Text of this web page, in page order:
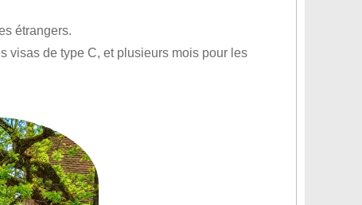
étrangers.
visas de type C, et plusieurs mois pour les